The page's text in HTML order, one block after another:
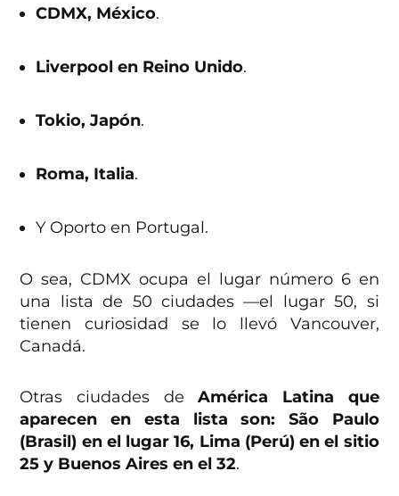
CDMX, México.
Liverpool en Reino Unido.
Tokio, Japón.
Roma, Italia.
Y Oporto en Portugal.
O sea, CDMX ocupa el lugar número 6 en
una lista de 50 ciudades —el lugar 50, si
tienen curiosidad se lo llevó Vancouver,
Canadá.
Otras ciudades de América Latina que
aparecen en esta lista son: São Paulo
(Brasil) en el lugar 16, Lima (Perú) en el sitio
25 y Buenos Aires en el 32.